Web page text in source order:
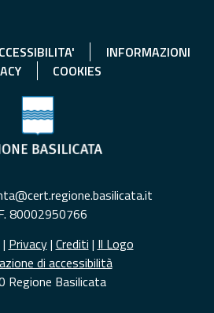
INFORMAZIONI
COOKIES
80002950766
| Privacy| Crediti | Il Logo
di accessibilità
Regione Basilicata